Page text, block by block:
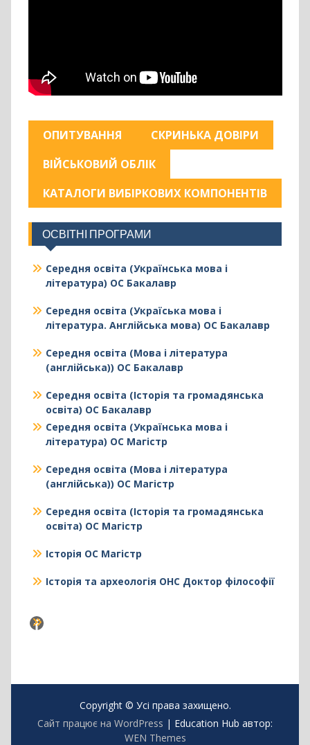
ОПИТУВАННЯ
СКРИНЬКА ДОВІРИ
ВІЙСЬКОВИЙ ОБЛІК
КАТАЛОГИ ВИБІРКОВИХ КОМПОНЕНТІВ
ОСВІТНІ ПРОГРАМИ
Середня освіта (Українська мова і
література) ОС Бакалавр
Середня освіта (Україська мова і
література. Англійська мова) ОС Бакалавр
Середня освіта (Мова і література
(англійська)) ОС Бакалавр
Середня освіта (Історія та громадянська
освіта) ОС Бакалавр
Середня освіта (Українська мова і
література) ОС Магістр
Середня освіта (Мова і література
(англійська)) ОС Магістр
Середня освіта (Історія та громадянська
освіта) ОС Магістр
Історія ОС Магістр
Історія та археологія ОНС Доктор філософії
Facebook
Copyright © Усі права захищено.
Сайт працює на WordPress | Education Hub автор:
WEN Themes